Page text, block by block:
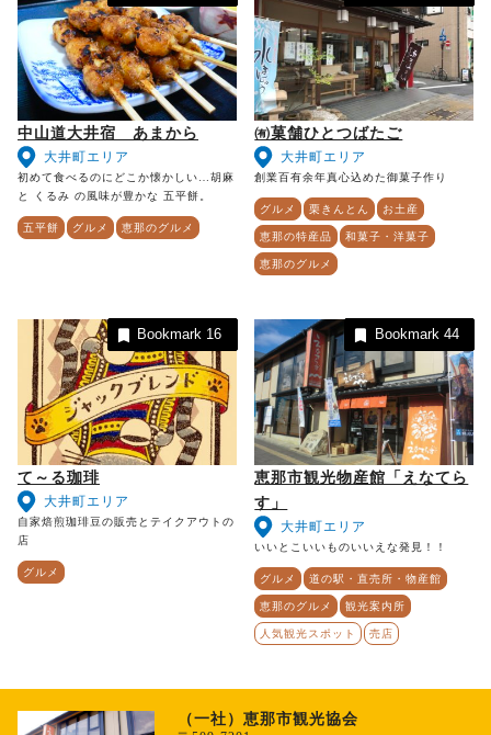
中山道大井宿 あまから
大井町エリア
初めて食べるのにどこか懐かしい…胡麻
と くるみ の風味が豊かな 五平餅。
五平餅 グルメ 恵那のグルメ
㈲菓舗ひとつばたご
大井町エリア
創業百有余年真心込めた御菓子作り
グルメ 栗きんとん お土産
恵那の特産品 和菓子・洋菓子
恵那のグルメ
て～る珈琲
大井町エリア
自家焙煎珈琲豆の販売とテイクアウトの
店
グルメ
Bookmark 16
恵那市観光物産館「えなてら
す」
大井町エリア
いいとこいいものいいえな発見！！
グルメ 道の駅・直売所・物産館
恵那のグルメ 観光案内所
人気観光スポット 売店
Bookmark 44
（一社）恵那市観光協会